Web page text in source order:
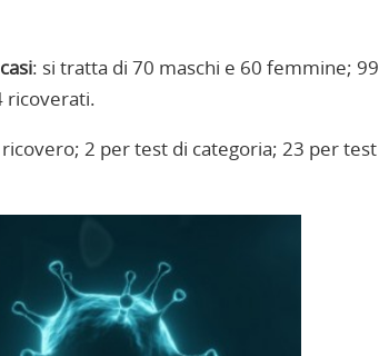
: si tratta di 70 maschi e 60 femmine; 99
ricoverati.
2 per test di categoria; 23 per test